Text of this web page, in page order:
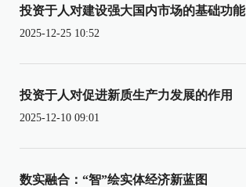
投资于人对建设强大国内市场的基础功能
2025-12-25 10:52
投资于人对促进新质生产力发展的作用
2025-12-10 09:01
数实融合：“智”绘实体经济新蓝图